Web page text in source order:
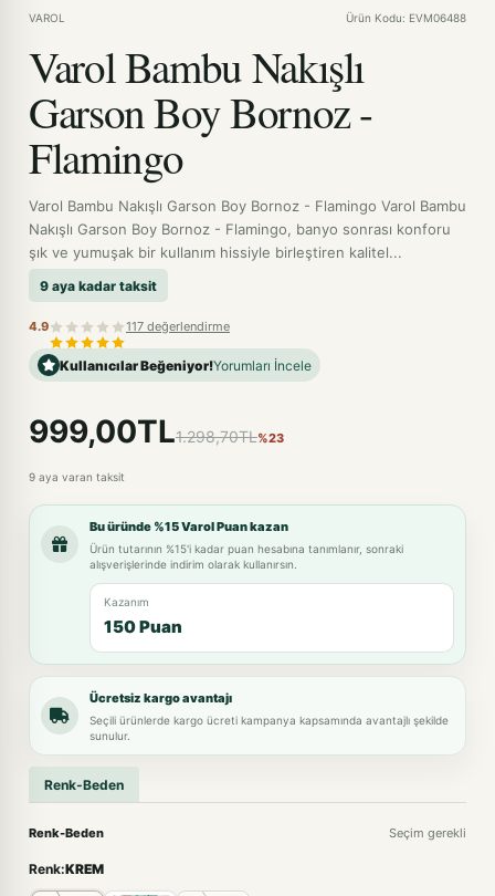
VAROL Ürün Kodu: EVM06488
Varol Bambu Nakışlı
Garson Boy Bornoz -
Flamingo
Varol Bambu Nakışlı Garson Boy Bornoz - Flamingo Varol Bambu
Nakışlı Garson Boy Bornoz - Flamingo, banyo sonrası konforu
şık ve yumuşak bir kullanım hissiyle birleştiren kalitel...
9 aya kadar taksit
4.9 117 değerlendirme
Kullanıcılar Beğeniyor!Yorumları İncele
999,00TL1.298,70TL%23
9 aya varan taksit
Bu üründe %15 Varol Puan kazan
Ürün tutarının %15'i kadar puan hesabına tanımlanır, sonraki
alışverişlerinde indirim olarak kullanırsın.
Kazanım
150 Puan
Ücretsiz kargo avantajı
Seçili ürünlerde kargo ücreti kampanya kapsamında avantajlı şekilde
sunulur.
Renk-Beden
Renk-Beden Seçim gerekli
Renk:KREM